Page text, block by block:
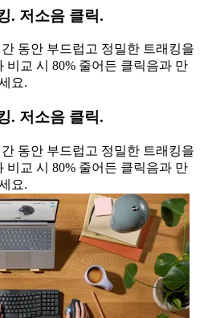
. 저소음 클릭.
동안 부드럽고 정밀한 트래킹을
비교 시 80% 줄어든 클릭음과 만
요.
. 저소음 클릭.
동안 부드럽고 정밀한 트래킹을
비교 시 80% 줄어든 클릭음과 만
요.